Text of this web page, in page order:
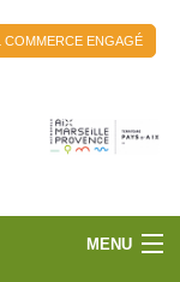
COMMERCE ENGAGÉ
MENU